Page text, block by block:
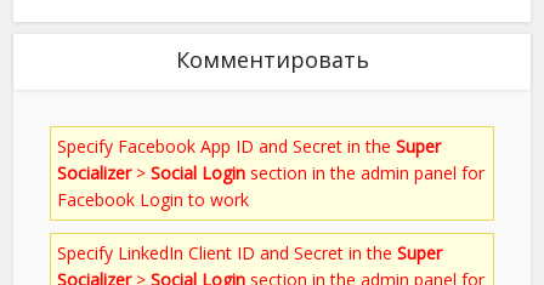
Комментировать
Specify Facebook App ID and Secret in theSuper
Socializer>Social Login section in the admin panel for
Facebook Login to work
Specify LinkedIn Client ID and Secret in theSuper
Socializer>Social Login section in the admin panel for